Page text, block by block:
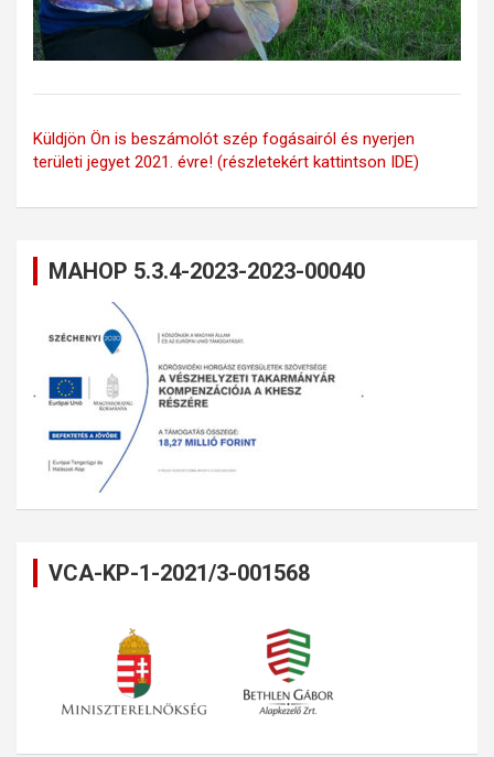
Küldjön Ön is beszámolót szép fogásairól és nyerjen
területi jegyet 2021. évre! (részletekért kattintson IDE)
MAHOP 5.3.4-2023-2023-00040
VCA-KP-1-2021/3-001568